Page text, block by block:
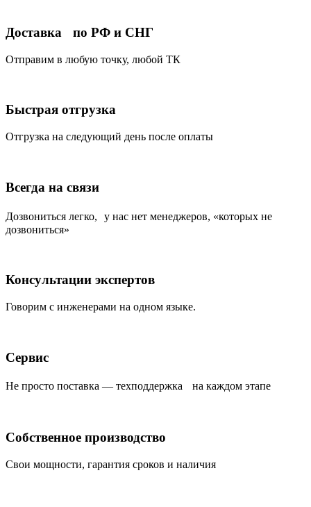
Доставка по РФ и СНГ
Отправим в любую точку, любой ТК
Быстрая отгрузка
Отгрузка на следующий день после оплаты
Всегда на связи
Дозвониться легко, у нас нет менеджеров, «которых не
дозвониться»
Консультации экспертов
Говорим с инженерами на одном языке.
Сервис
Не просто поставка — техподдержка на каждом этапе
Собственное производство
Свои мощности, гарантия сроков и наличия